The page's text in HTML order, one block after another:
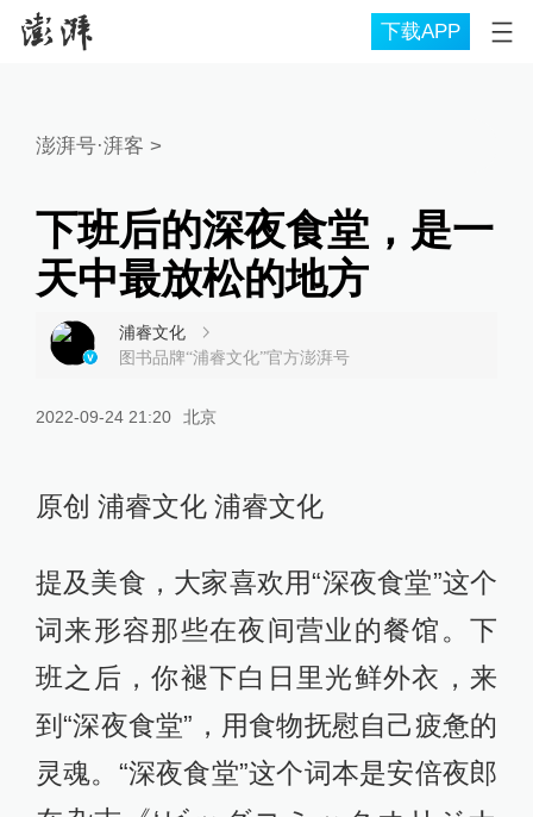
下载APP
澎湃号·湃客 >
下班后的深夜食堂，是一
天中最放松的地方
浦睿文化
图书品牌“浦睿文化”官方澎湃号
2022-09-24 21:20 北京
原创 浦睿文化 浦睿文化
提及美食，大家喜欢用“深夜食堂”这个
词来形容那些在夜间营业的餐馆。下
班之后，你褪下白日里光鲜外衣，来
到“深夜食堂”，用食物抚慰自己疲惫的
灵魂。“深夜食堂”这个词本是安倍夜郎